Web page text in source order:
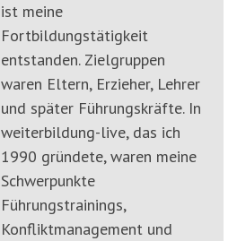
ist meine
Fortbildungstätigkeit
entstanden. Zielgruppen
waren Eltern, Erzieher, Lehrer
und später Führungskräfte. In
weiterbildung-live, das ich
1990 gründete, waren meine
Schwerpunkte
Führungstrainings,
Konfliktmanagement und